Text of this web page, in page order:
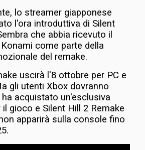
lo streamer giapponese
l'ora introduttiva di Silent
che abbia ricevuto il
come parte della
del remake.
uscirà l'8 ottobre per PC e
gli utenti Xbox dovranno
acquistato un'esclusiva
gioco e Silent Hill 2 Remake
apparirà sulla console fino